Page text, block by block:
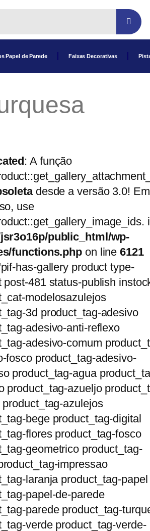
Papel de Parede Faixas Decorativas
: A função
desde a versão 3.0! Em
use
public_html/wp-
functions.php on line6121
has-gallery product type-
post-481 status-publish
modelosazulejos
3d product_tag-adesivo
adesivo-anti-reflexo
adesivo-comum
fosco product_tag-adesivo-
product_tag-agua
product_tag-azueljo
azulejos
bege product_tag-digital
flores product_tag-fosco
geometrico product_tag-
impressao
laranja product_tag-papel
papel-de-parede
parede product_tag-
verde product_tag-verde-